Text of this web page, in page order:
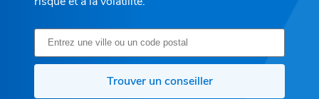
Trouver un conseiller